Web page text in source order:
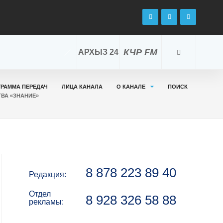
КЧР FM
АРХЫЗ 24
ПЕРЕДАЧ ЛИЦА КАНАЛА О КАНАЛЕ
ПОИСК
«ЗНАНИЕ»
Редакция: 8 878 223 89 40
Отдел
рекламы:
8 928 326 58 88